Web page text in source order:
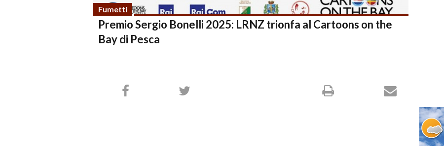
Fumetti
Premio Sergio Bonelli 2025: LRNZ trionfa al Cartoons on the
Bay di Pesca